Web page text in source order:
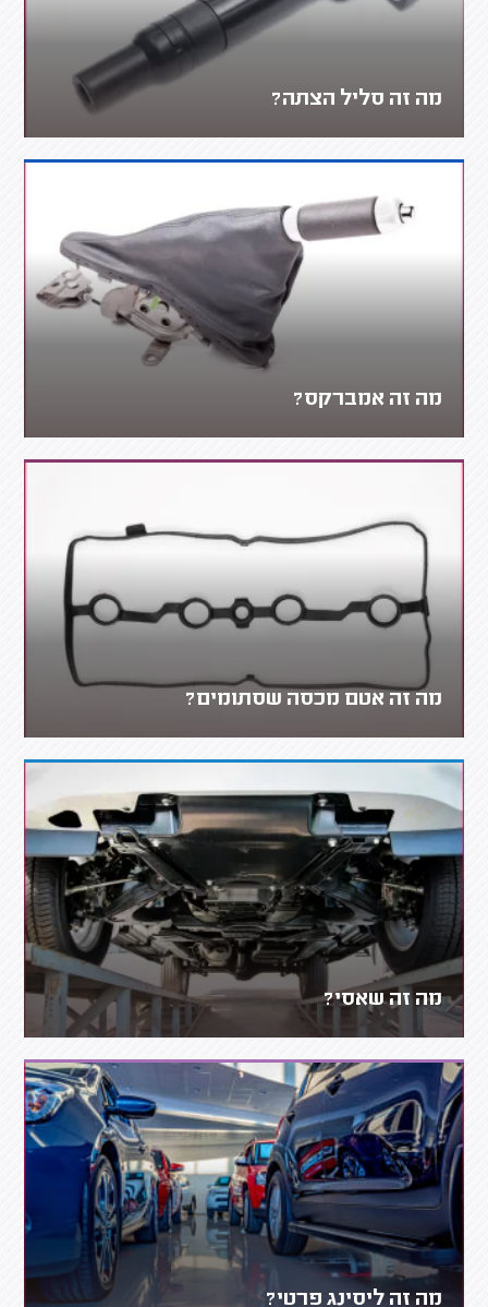
מה זה סליל הצתה?
מה זה אמברקס?
מה זה אטם מכסה שסתומים?
מה זה שאסי?
מה זה ליסינג פרטי?